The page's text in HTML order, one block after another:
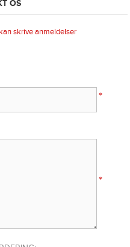
OS
skrive anmeldelser
*
*